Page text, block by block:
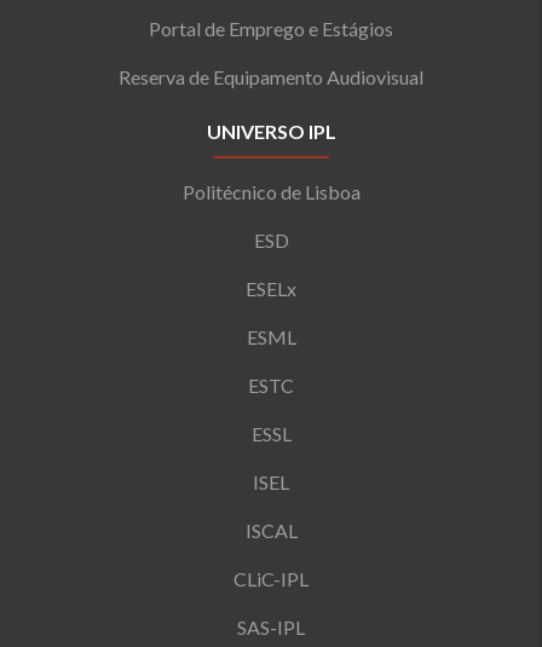
Portal de Emprego e Estágios
Reserva de Equipamento Audiovisual
UNIVERSO IPL
Politécnico de Lisboa
ESD
ESELx
ESML
ESTC
ESSL
ISEL
ISCAL
CLiC-IPL
SAS-IPL